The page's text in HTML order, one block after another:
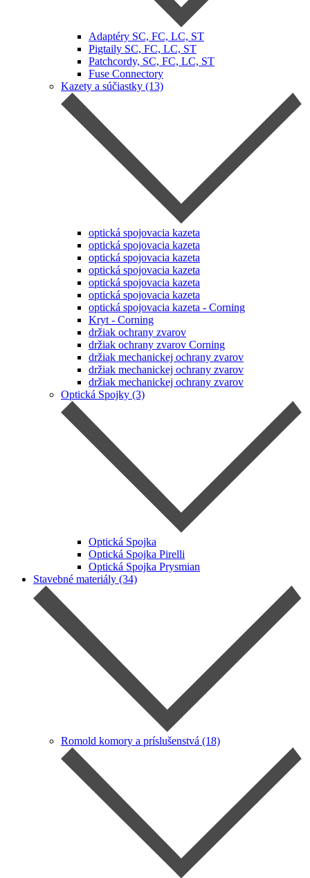
Adaptéry SC, FC, LC, ST
Pigtaily SC, FC, LC, ST
Patchcordy, SC, FC, LC, ST
Fuse Connectory
Kazety a súčiastky (13)
optická spojovacia kazeta
optická spojovacia kazeta
optická spojovacia kazeta
optická spojovacia kazeta
optická spojovacia kazeta
optická spojovacia kazeta
optická spojovacia kazeta - Corning
Kryt - Corning
držiak ochrany zvarov
držiak ochrany zvarov Corning
držiak mechanickej ochrany zvarov
držiak mechanickej ochrany zvarov
držiak mechanickej ochrany zvarov
Optická Spojky (3)
Optická Spojka
Optická Spojka Pirelli
Optická Spojka Prysmian
Stavebné materiály (34)
Romold komory a príslušenstvá (18)